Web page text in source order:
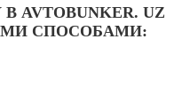
UZ
СПОСОБАМИ: